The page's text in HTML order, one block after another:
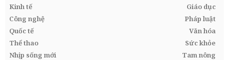
Kinh tế
Giáo dục
Công nghệ
Pháp luật
Quốc tế
Văn hóa
Thể thao
Sức khỏe
Nhịp sống mới
Tam nông